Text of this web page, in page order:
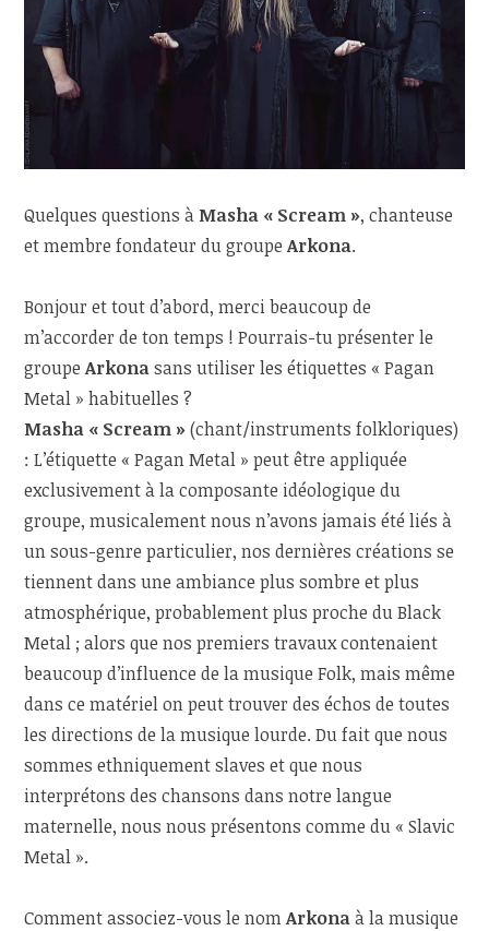
Quelques questions à Masha « Scream », chanteuse
et membre fondateur du groupeArkona.
Bonjour et tout d’abord, merci beaucoup de
m’accorder de ton temps ! Pourrais-tu présenter le
groupeArkonasans utiliser les étiquettes « Pagan
Metal » habituelles ?
Masha « Scream »(chant/instruments folkloriques)
: L’étiquette « Pagan Metal » peut être appliquée
exclusivement à la composante idéologique du
groupe, musicalement nous n’avons jamais été liés à
un sous-genre particulier, nos dernières créations se
tiennent dans une ambiance plus sombre et plus
atmosphérique, probablement plus proche du Black
Metal ; alors que nos premiers travaux contenaient
beaucoup d’influence de la musique Folk, mais même
dans ce matériel on peut trouver des échos de toutes
les directions de la musique lourde. Du fait que nous
sommes ethniquement slaves et que nous
interprétons des chansons dans notre langue
maternelle, nous nous présentons comme du « Slavic
Metal ».
Comment associez-vous le nomArkonaà la musique